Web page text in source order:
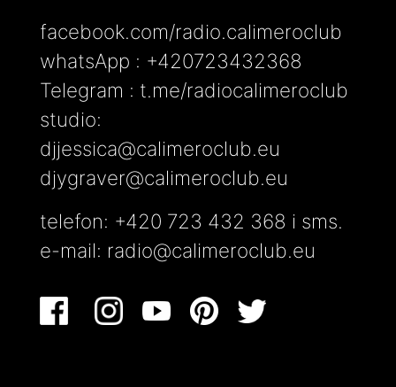
facebook.com/radio.calimeroclub
whatsApp : +420723432368
Telegram : t.me/radiocalimeroclub
studio:
djjessica@calimeroclub.eu
djygraver@calimeroclub.eu
telefon: +420 723 432 368 i sms.
e-mail: radio@calimeroclub.eu